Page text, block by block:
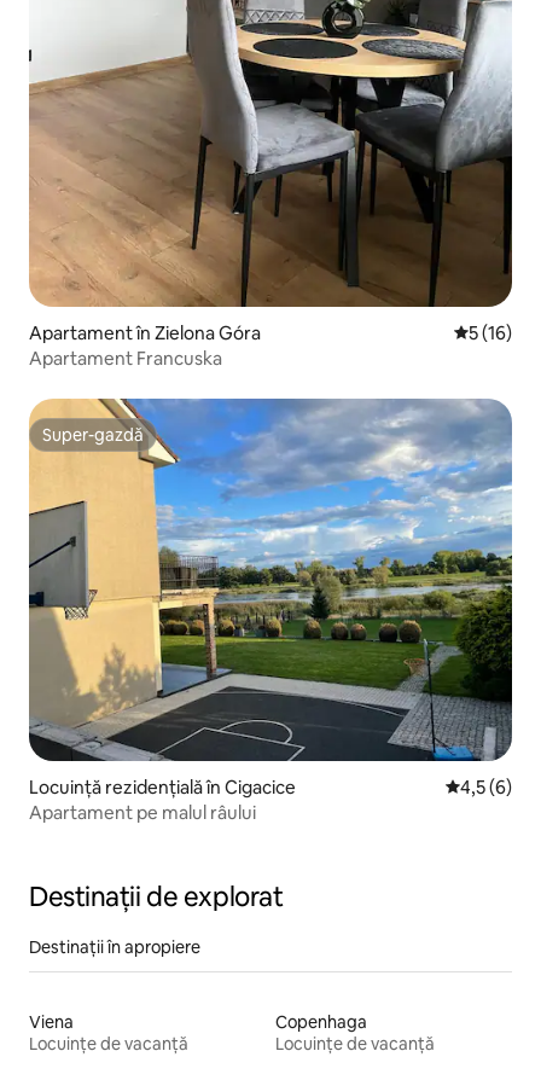
Apartament în Zielona Góra Scor
5 (16)
Apartament Francuska
Super-gazdă
Super-gazdă
Locuință rezidențială în Cigacice Scor
4,5 (6)
Apartament pe malul râului
Destinații de explorat
Destinații în apropiere
Viena
Locuințe de vacanță
Copenhaga
Locuințe de vacanță